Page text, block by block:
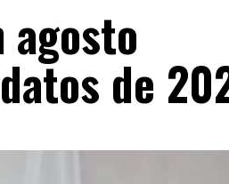
agosto
de